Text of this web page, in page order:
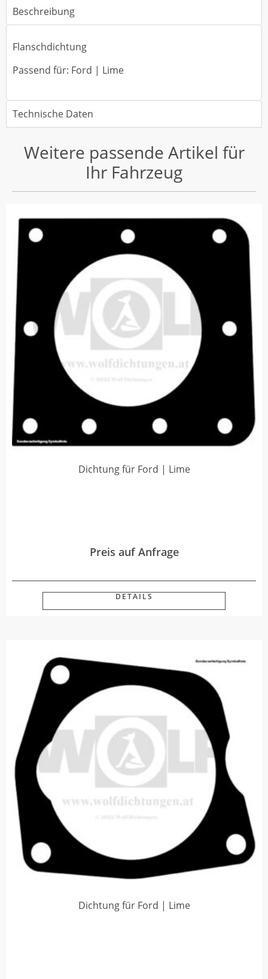
Beschreibung
Flanschdichtung
Passend für: Ford | Lime
Technische Daten
Weitere passende Artikel für
Ihr Fahrzeug
Dichtung für Ford | Lime
Preis auf Anfrage
DETAILS
Dichtung für Ford | Lime